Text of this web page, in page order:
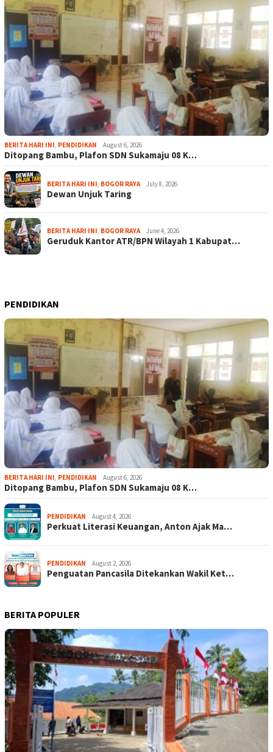
BERITA HARI INI, PENDIDIKAN August 6, 2026
Ditopang Bambu, Plafon SDN Sukamaju 08 K…
BERITA HARI INI, BOGOR RAYA July 8, 2026
Dewan Unjuk Taring
BERITA HARI INI, BOGOR RAYA June 4, 2026
Geruduk Kantor ATR/BPN Wilayah 1 Kabupat…
PENDIDIKAN
BERITA HARI INI, PENDIDIKAN August 6, 2026
Ditopang Bambu, Plafon SDN Sukamaju 08 K…
PENDIDIKAN August 4, 2026
Perkuat Literasi Keuangan, Anton Ajak Ma…
PENDIDIKAN August 2, 2026
Penguatan Pancasila Ditekankan Wakil Ket…
BERITA POPULER